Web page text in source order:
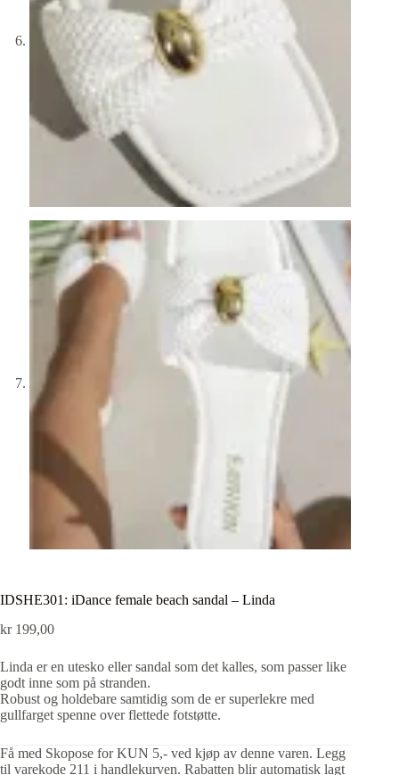
IDSHE301: iDance female beach sandal – Linda
kr199,00
Linda er en utesko eller sandal som det kalles, som passer like
godt inne som på stranden.
Robust og holdebare samtidig som de er superlekre med
gullfarget spenne over flettede fotstøtte.
Få med Skopose for KUN 5,- ved kjøp av denne varen. Legg
til varekode 211 i handlekurven. Rabatten blir automatisk lagt